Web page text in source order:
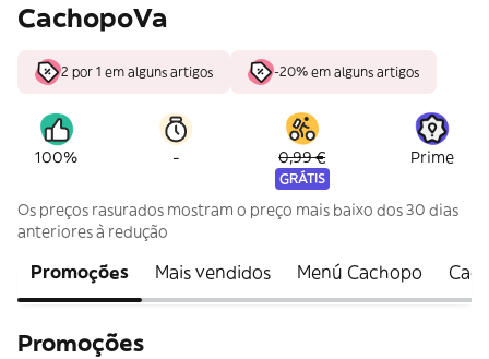
CachopoVa
2 por 1 em alguns artigos -20% em alguns artigos
100% - 0,99 €
GRÁTIS
Prime
Os preços rasurados mostram o preço mais baixo dos 30 dias
anteriores à redução
Promoções Mais vendidos Menú Cachopo
Promoções